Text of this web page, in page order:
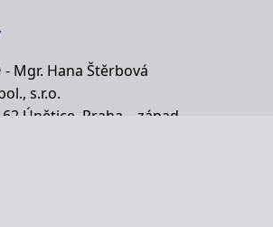
- Mgr. Hana Štěrbová
s.r.o.
62 Únětice, Praha – západ